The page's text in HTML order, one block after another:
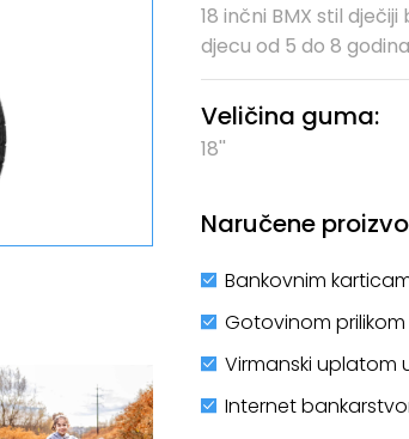
18 inčni BMX stil
djecu od 5 do 8
Veličina guma:
18''
Naručene
Bankovnim
Gotovinom
Virmanski uplatom
Internet